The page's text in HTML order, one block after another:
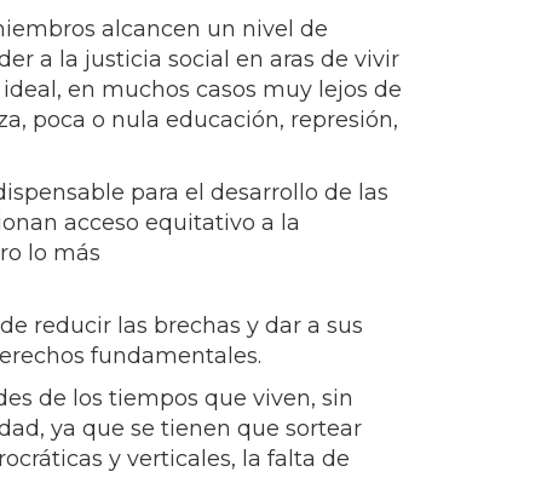
alcancen un nivel de
a la justicia social en aras de vivir
en muchos casos muy lejos de
poca o nula educación, represión,
para el desarrollo de las
acceso equitativo a la
lo más
reducir las brechas y dar a sus
fundamentales.
de los tiempos que viven, sin
ya que se tienen que sortear
y verticales, la falta de